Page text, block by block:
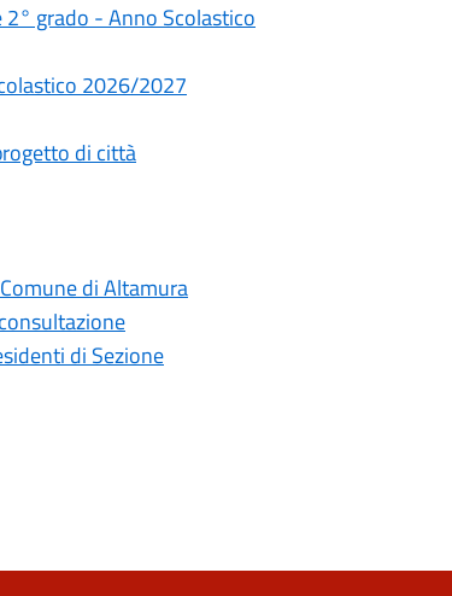
grado - Anno Scolastico
2026/2027
di città
di Altamura
di Sezione